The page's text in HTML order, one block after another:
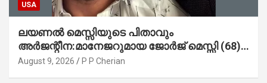
USA
ലയണൽ മെസ്സിയുടെ പിതാവും
അർജന്റീന:മാനേജറുമായ ജോർജ് മെസ്സി (68)
അന്തരിച്ചു
August 9, 2026 P P Cherian